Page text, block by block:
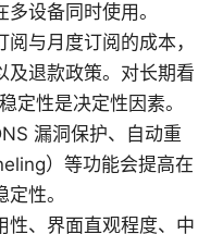
设备同时使用。
与月度订阅的成本，
及退款政策。对长期看
定性是决定性因素。
漏洞保护、自动重
）等功能会提高在
性。
性、界面直观程度、中